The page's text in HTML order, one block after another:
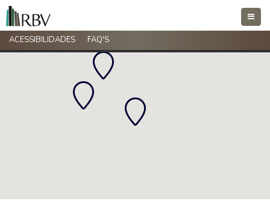
Toggle
ACESSIBILIDADES FAQ'S